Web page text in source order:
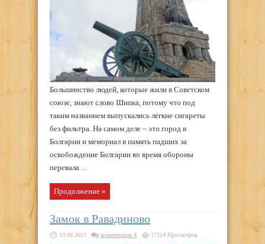
Большинство людей, которые жили в Советском
союзе, знают слово Шипка, потому что под
таким названием выпускались лёгкие сигареты
без фильтра. На самом деле – это город в
Болгарии и мемориал в память падших за
освобождение Болгарии во время обороны
перевала ...
Продолжение »
Замок в Равадиново
19.08.2013 комментария 4 17514 Просмотров